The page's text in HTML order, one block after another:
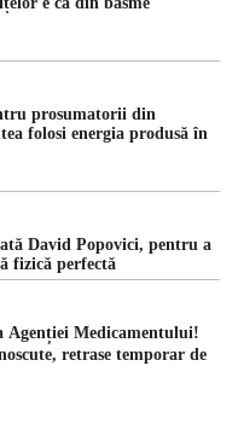
prosumatorii din
folosi energia produsă în
David Popovici, pentru a
fizică perfectă
Agenției Medicamentului!
retrase temporar de